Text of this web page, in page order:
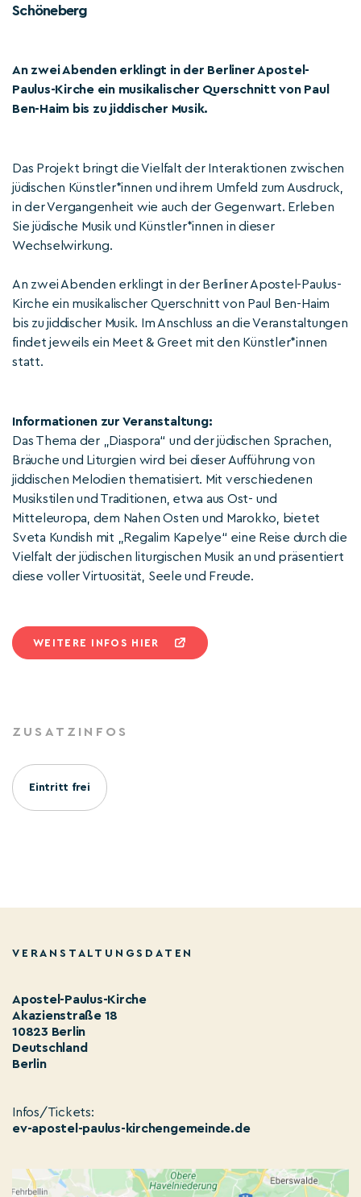
Schöneberg
An zwei Abenden erklingt in der Berliner Apostel-
Paulus-Kirche ein musikalischer Querschnitt von Paul
Ben-Haim bis zu jiddischer Musik.
Das Projekt bringt die Vielfalt der Interaktionen zwischen
jüdischen Künstler*innen und ihrem Umfeld zum Ausdruck,
in der Vergangenheit wie auch der Gegenwart. Erleben
Sie jüdische Musik und Künstler*innen in dieser
Wechselwirkung.
An zwei Abenden erklingt in der Berliner Apostel-Paulus-
Kirche ein musikalischer Querschnitt von Paul Ben-Haim
bis zu jiddischer Musik. Im Anschluss an die Veranstaltungen
findet jeweils ein Meet & Greet mit den Künstler*innen
statt.
Informationen zur Veranstaltung:
Das Thema der „Diaspora“ und der jüdischen Sprachen,
Bräuche und Liturgien wird bei dieser Aufführung von
jiddischen Melodien thematisiert. Mit verschiedenen
Musikstilen und Traditionen, etwa aus Ost- und
Mitteleuropa, dem Nahen Osten und Marokko, bietet
Sveta Kundish mit „Regalim Kapelye“ eine Reise durch die
Vielfalt der jüdischen liturgischen Musik an und präsentiert
diese voller Virtuosität, Seele und Freude.
WEITERE INFOS HIER
ZUSATZINFOS
Eintritt frei
VERANSTALTUNGSDATEN
Apostel-Paulus-Kirche
Akazienstraße 18
10823 Berlin
Deutschland
Berlin
Infos/Tickets:
ev-apostel-paulus-kirchengemeinde.de